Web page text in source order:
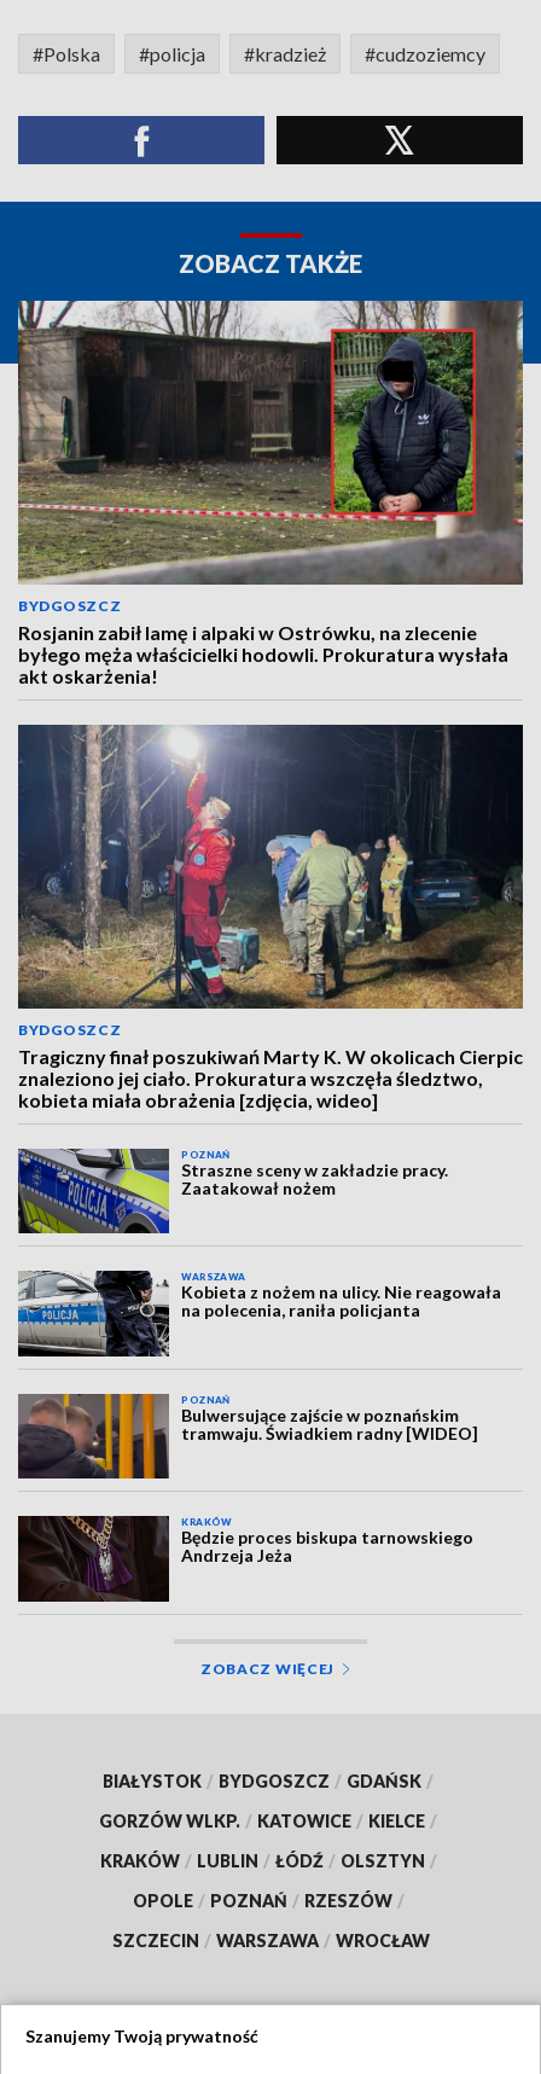
#Polska #policja #kradzież #cudzoziemcy
ZOBACZ TAKŻE
BYDGOSZCZ
Rosjanin zabił lamę i alpaki w Ostrówku, na zlecenie
byłego męża właścicielki hodowli. Prokuratura wysłała
akt oskarżenia!
BYDGOSZCZ
Tragiczny finał poszukiwań Marty K. W okolicach Cierpic
znaleziono jej ciało. Prokuratura wszczęła śledztwo,
kobieta miała obrażenia [zdjęcia, wideo]
POZNAŃ
Straszne sceny w zakładzie pracy.
Zaatakował nożem
WARSZAWA
Kobieta z nożem na ulicy. Nie reagowała
na polecenia, raniła policjanta
POZNAŃ
Bulwersujące zajście w poznańskim
tramwaju. Świadkiem radny [WIDEO]
KRAKÓW
Będzie proces biskupa tarnowskiego
Andrzeja Jeża
ZOBACZ WIĘCEJ
BIAŁYSTOK / BYDGOSZCZ / GDAŃSK /
GORZÓW WLKP. / KATOWICE / KIELCE /
KRAKÓW / LUBLIN / ŁÓDŹ / OLSZTYN /
OPOLE / POZNAŃ / RZESZÓW /
SZCZECIN / WARSZAWA / WROCŁAW
Szanujemy Twoją prywatność